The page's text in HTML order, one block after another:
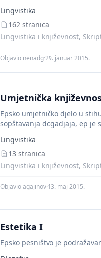
Lingvistika
162 stranica
Lingvistika i književnost,
Objavio nenadg·29. januar 2015.
Umjetnička
Epsko umjetničko djelo u
sopštavanja dogadjaja, ep je
Lingvistika
13 stranica
Lingvistika i književnost,
Objavio agajinov·13. maj 2015.
Estetika I
Epsko pesništvo je